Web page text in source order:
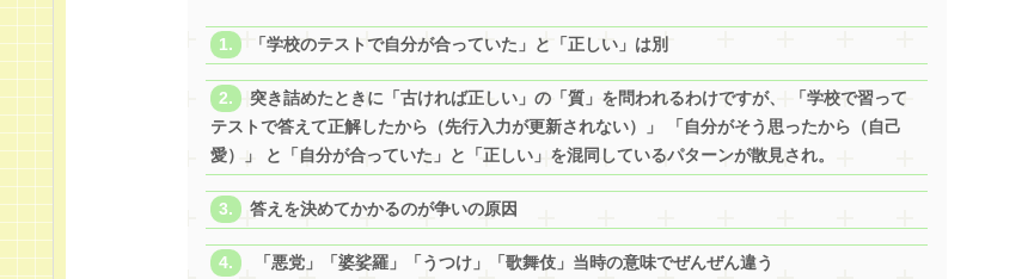
「学校のテストで自分が合っていた」と「正しい」は別
突き詰めたときに「古ければ正しい」の「質」を問われるわけですが、 「学校で習って
テストで答えて正解したから（先行入力が更新されない）」 「自分がそう思ったから（自己
愛）」 と「自分が合っていた」と「正しい」を混同しているパターンが散見され。
答えを決めてかかるのが争いの原因
「悪党」「婆娑羅」「うつけ」「歌舞伎」当時の意味でぜんぜん違う